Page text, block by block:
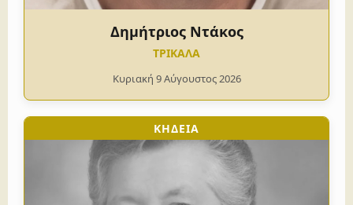
Δημήτριος Ντάκος
ΤΡΙΚΑΛΑ
Κυριακή 9 Αύγουστος 2026
ΚΗΔΕΙΑ